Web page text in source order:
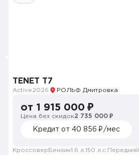
TENET T7
Active2026 РОЛЬФ Дмитровка
от 1 915 000 ₽
Цена без скидок2 735 000 ₽
Кредит от 40 856 ₽/мес
Кроссовер Бензин1.6 л. 150 л.с. Передний